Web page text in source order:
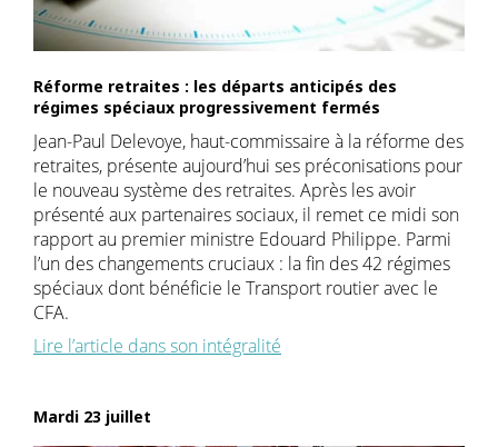
Réforme retraites : les départs anticipés des
régimes spéciaux progressivement fermés
Jean-Paul Delevoye, haut-commissaire à la réforme des
retraites, présente aujourd’hui ses préconisations pour
le nouveau système des retraites. Après les avoir
présenté aux partenaires sociaux, il remet ce midi son
rapport au premier ministre Edouard Philippe. Parmi
l’un des changements cruciaux : la fin des 42 régimes
spéciaux dont bénéficie le Transport routier avec le
CFA.
Lire l’article dans son intégralité
Mardi 23 juillet